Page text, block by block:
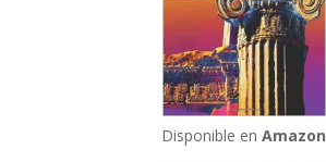
Disponible enAmazon